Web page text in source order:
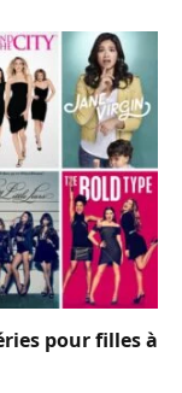
pour filles à